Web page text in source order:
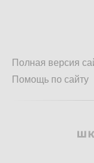
Полная версия
Помощь по сайту